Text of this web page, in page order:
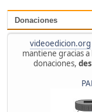
Donaciones
videoedicion.org
mantiene gracias a
donaciones,